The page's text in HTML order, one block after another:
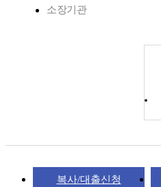
소장기관
복사/대출신청